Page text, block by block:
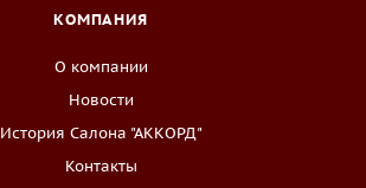
КОМПАНИЯ
О компании
Новости
История Салона "АККОРД"
Контакты